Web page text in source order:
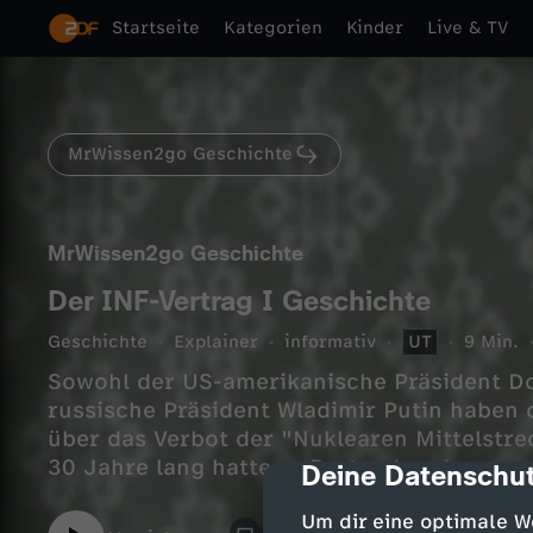
cmp-dialog-
Deine
Um dir eine optimale
Startseite Kategorien Kinder Live & TV
MrWissen2go Geschichte
MrWissen2go Geschichte
Der INF-Vertrag I Geschichte
Geschichte Explainer informativ UT 9 Min.
Sowohl der US-amerikanische Präsident
russische Präsident Wladimir Putin haben
über das Verbot der "Nuklearen
30 Jahre lang hatte er Bestand und war
Abrüstung und Entspannung im Kalten
Jetzt ist das INF-Abkommen Geschichte -